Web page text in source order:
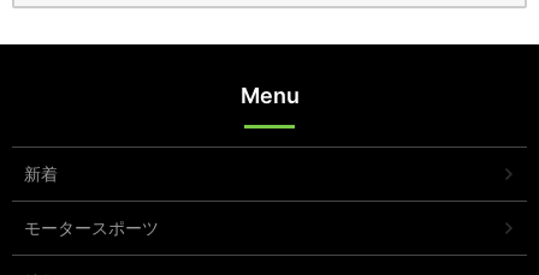
Menu
新着
モータースポーツ